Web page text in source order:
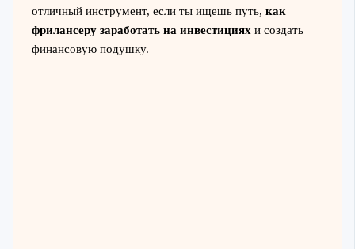
отличный инструмент, если ты ищешь путь, как
фрилансеру заработать на инвестициях и создать
финансовую подушку.